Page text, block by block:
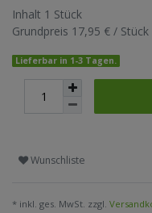
Inhalt 1 Stück
Grundpreis 17,95 € / Stück
Lieferbar in 1-3 Tagen.
Wunschliste
* inkl. ges. MwSt. zzgl.